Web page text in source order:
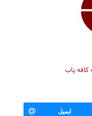
کافه یاب
ایمیل